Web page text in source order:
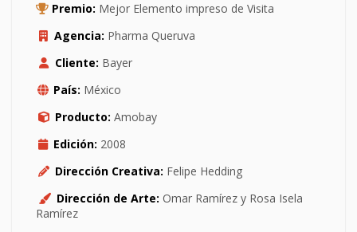
Premio: Mejor Elemento impreso de Visita
Agencia: Pharma Queruva
Cliente: Bayer
País: México
Producto: Amobay
Edición: 2008
Dirección Creativa: Felipe Hedding
Dirección de Arte: Omar Ramírez y Rosa Isela
Ramírez